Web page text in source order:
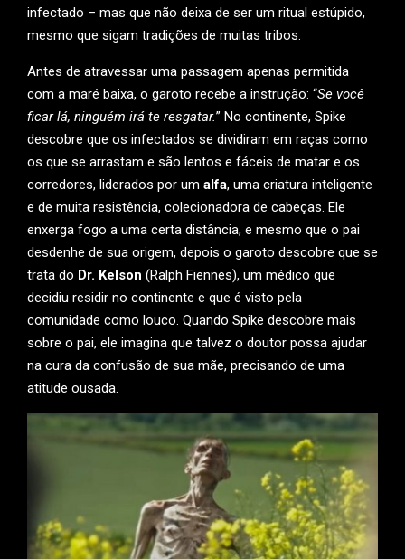
infectado – mas que não deixa de ser um ritual estúpido,
mesmo que sigam tradições de muitas tribos.
Antes de atravessar uma passagem apenas permitida
com a maré baixa, o garoto recebe a instrução: “Se você
ficar lá, ninguém irá te resgatar.” No continente, Spike
descobre que os infectados se dividiram em raças como
os que se arrastam e são lentos e fáceis de matar e os
corredores, liderados por um alfa, uma criatura inteligente
e de muita resistência, colecionadora de cabeças. Ele
enxerga fogo a uma certa distância, e mesmo que o pai
desdenhe de sua origem, depois o garoto descobre que se
trata do Dr. Kelson (Ralph Fiennes), um médico que
decidiu residir no continente e que é visto pela
comunidade como louco. Quando Spike descobre mais
sobre o pai, ele imagina que talvez o doutor possa ajudar
na cura da confusão de sua mãe, precisando de uma
atitude ousada.